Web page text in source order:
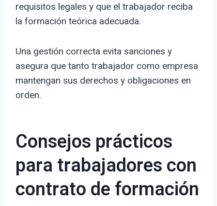
requisitos legales y que el trabajador reciba
la formación teórica adecuada.
Una gestión correcta evita sanciones y
asegura que tanto trabajador como empresa
mantengan sus derechos y obligaciones en
orden.
Consejos prácticos
para trabajadores con
contrato de formación